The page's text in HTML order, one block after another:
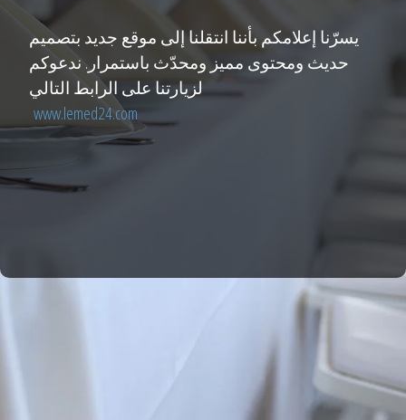
يسرّنا إعلامكم بأننا انتقلنا إلى موقع جديد بتصميم
حديث ومحتوى مميز ومحدّث باستمرار. ندعوكم
لزيارتنا على الرابط التالي
www.lemed24.com